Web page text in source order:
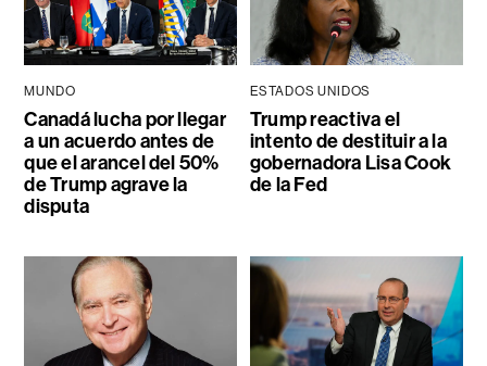
MUNDO
Canadá lucha por llegar
a un acuerdo antes de
que el arancel del 50%
de Trump agrave la
disputa
ESTADOS UNIDOS
Trump reactiva el
intento de destituir a la
gobernadora Lisa Cook
de la Fed